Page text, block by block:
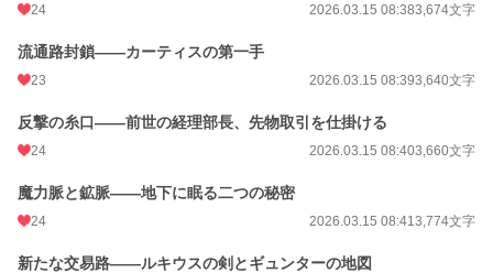
24 2026.03.15 08:383,674文字
流通路封鎖——カーティスの第一手
23 2026.03.15 08:393,640文字
反撃の糸口——前世の経理部長、先物取引を仕掛ける
24 2026.03.15 08:403,660文字
魔力脈と鉱脈——地下に眠る二つの秘密
24 2026.03.15 08:413,774文字
新たな交易路——ルキウスの剣とギュンターの地図